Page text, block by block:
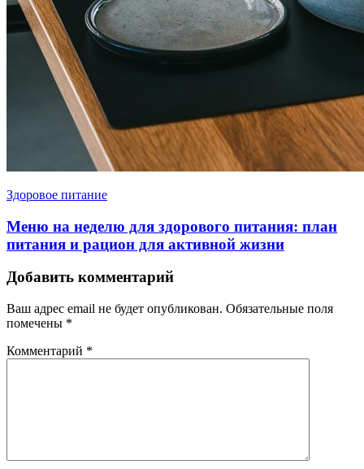
Здоровое питание
Меню на неделю для здорового питания: план
питания и рацион для активной жизни
Добавить комментарий
Ваш адрес email не будет опубликован. Обязательные поля
помечены *
Комментарий *